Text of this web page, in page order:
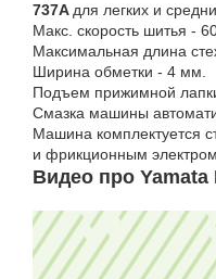
737A для легких и
Макс. скорость шитья -
Максимальная длина
Ширина обметки - 4 мм.
Подъем прижимной
Смазка машины
Машина комплектуется
и фрикционным
Видео про Yamata